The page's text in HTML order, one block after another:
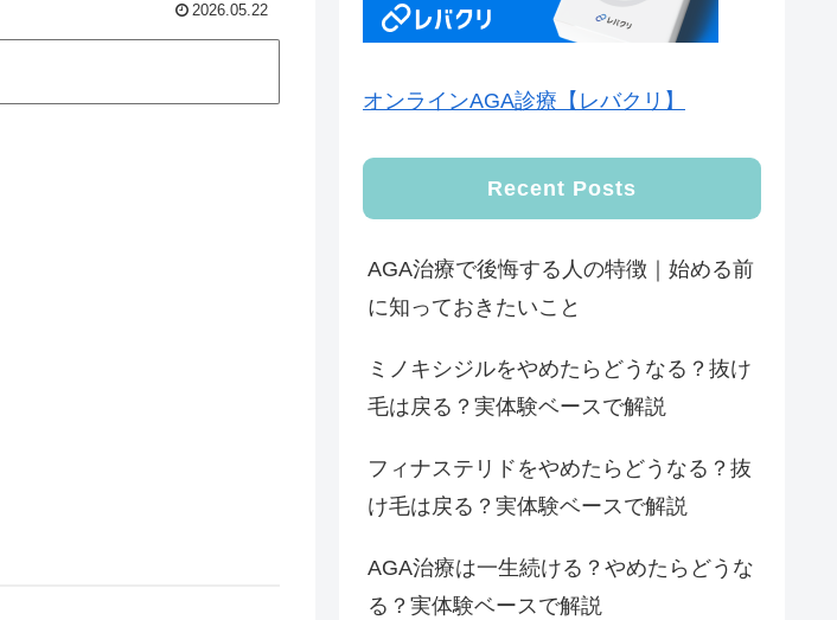
2026.05.22
オンラインAGA診療【レバクリ】
Recent Posts
AGA治療で後悔する人の特徴｜始める前
に知っておきたいこと
ミノキシジルをやめたらどうなる？抜け
毛は戻る？実体験ベースで解説
フィナステリドをやめたらどうなる？抜
け毛は戻る？実体験ベースで解説
AGA治療は一生続ける？やめたらどうな
る？実体験ベースで解説